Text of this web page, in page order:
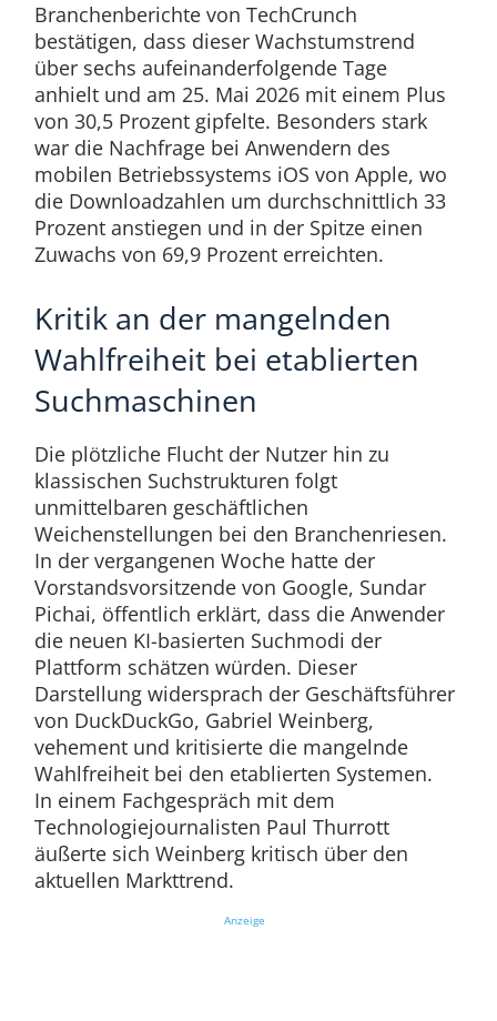
Branchenberichte von TechCrunch
bestätigen, dass dieser Wachstumstrend
über sechs aufeinanderfolgende Tage
anhielt und am 25. Mai 2026 mit einem Plus
von 30,5 Prozent gipfelte. Besonders stark
war die Nachfrage bei Anwendern des
mobilen Betriebssystems iOS von Apple, wo
die Downloadzahlen um durchschnittlich 33
Prozent anstiegen und in der Spitze einen
Zuwachs von 69,9 Prozent erreichten.
Kritik an der mangelnden
Wahlfreiheit bei etablierten
Suchmaschinen
Die plötzliche Flucht der Nutzer hin zu
klassischen Suchstrukturen folgt
unmittelbaren geschäftlichen
Weichenstellungen bei den Branchenriesen.
In der vergangenen Woche hatte der
Vorstandsvorsitzende von Google, Sundar
Pichai, öffentlich erklärt, dass die Anwender
die neuen KI-basierten Suchmodi der
Plattform schätzen würden. Dieser
Darstellung widersprach der Geschäftsführer
von DuckDuckGo, Gabriel Weinberg,
vehement und kritisierte die mangelnde
Wahlfreiheit bei den etablierten Systemen.
In einem Fachgespräch mit dem
Technologiejournalisten Paul Thurrott
äußerte sich Weinberg kritisch über den
aktuellen Markttrend.
Anzeige